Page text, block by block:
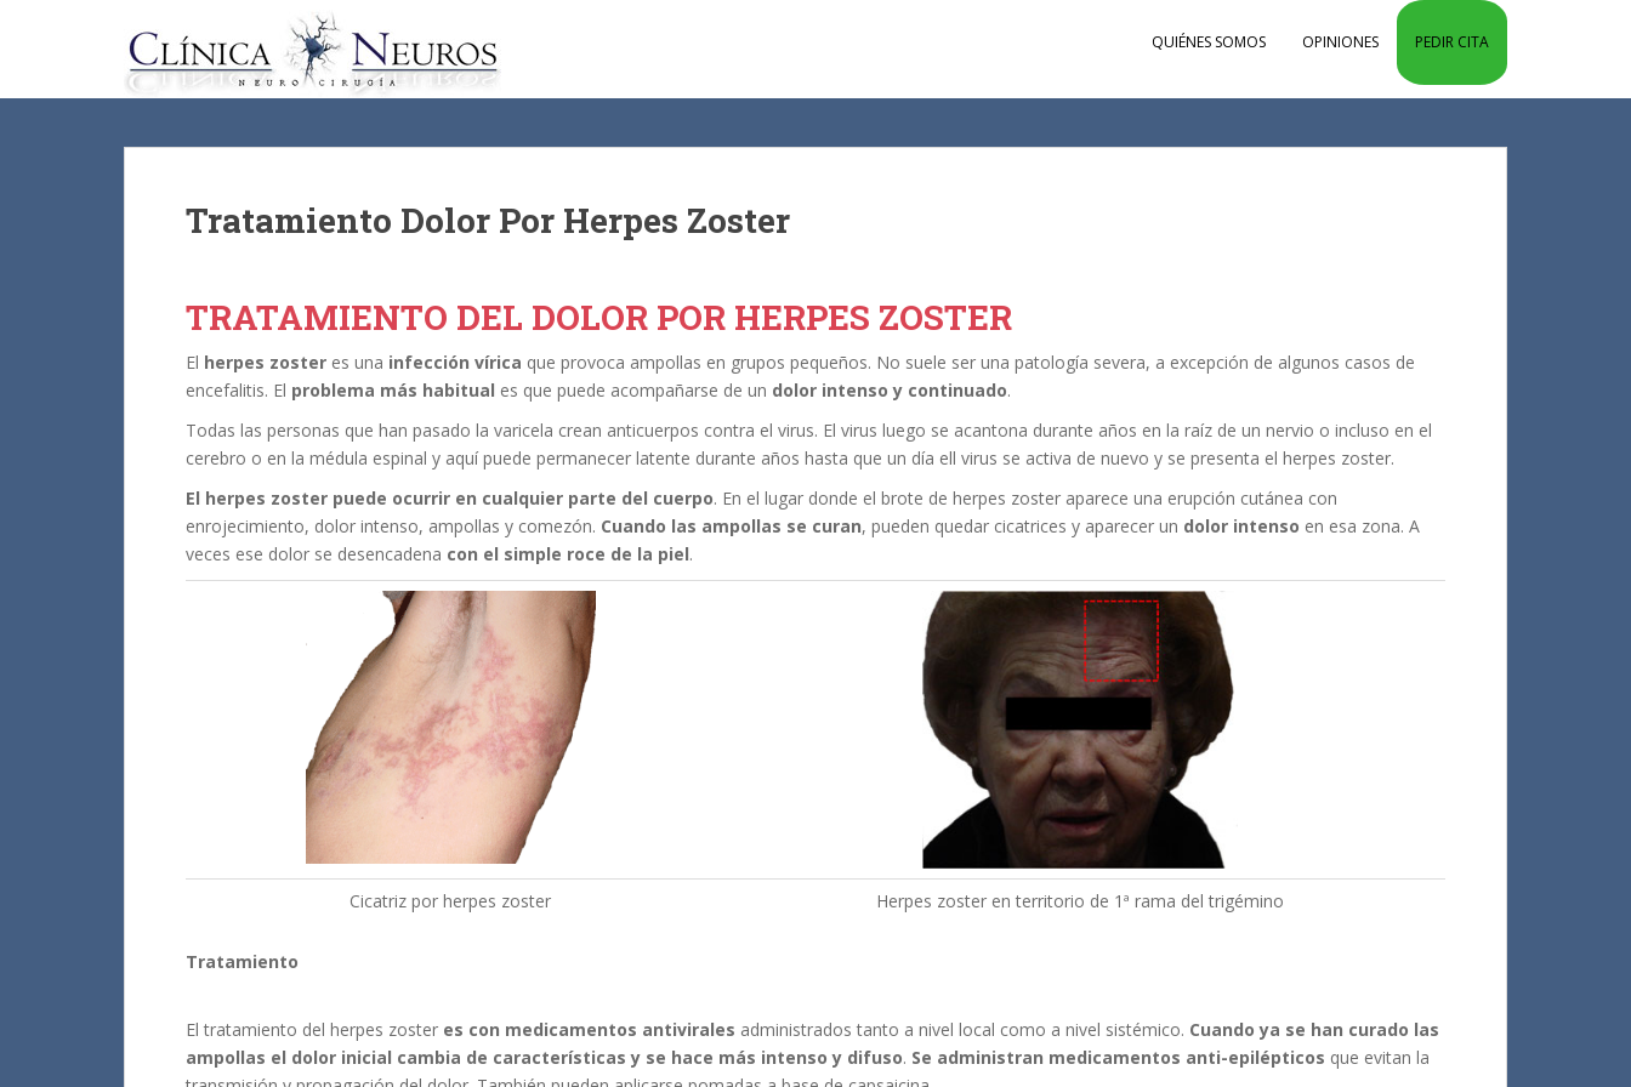
p
QUIÉNES SOMOS OPINIONES PEDIR CITA
Tratamiento Dolor Por Herpes Zoster
TRATAMIENTO DEL DOLOR POR HERPES ZOSTER
El herpes zoster es una infección vírica que provoca ampollas en grupos pequeños. No suele ser una patología severa, a excepción de algunos casos de
encefalitis. El problema más habitual es que puede acompañarse de un dolor intenso y continuado.
Todas las personas que han pasado la varicela crean anticuerpos contra el virus. El virus luego se acantona durante años en la raíz de un nervio o incluso en el
cerebro o en la médula espinal y aquí puede permanecer latente durante años hasta que un día ell virus se activa de nuevo y se presenta el herpes zoster.
El herpes zoster puede ocurrir en cualquier parte del cuerpo. En el lugar donde el brote de herpes zoster aparece una erupción cutánea con
enrojecimiento, dolor intenso, ampollas y comezón. Cuando las ampollas se curan, pueden quedar cicatrices y aparecer un dolor intenso en esa zona. A
veces ese dolor se desencadena con el simple roce de la piel.
Cicatriz por herpes zoster Herpes zoster en territorio de 1ª rama del trigémino
Tratamiento
El tratamiento del herpes zoster es con medicamentos antivirales administrados tanto a nivel local como a nivel sistémico. Cuando ya se han curado las
ampollas el dolor inicial cambia de características y se hace más intenso y difuso. Se administran medicamentos anti-epilépticos que evitan la